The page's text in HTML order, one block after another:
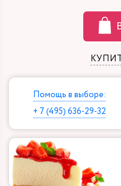
Помощь в выборе:
+ 7 (495) 636-29-32